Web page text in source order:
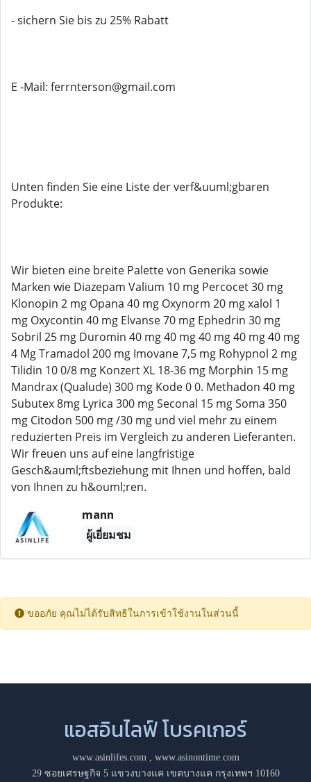
- sichern Sie bis zu 25% Rabatt
E -Mail: ferrnterson@gmail.com
Unten finden Sie eine Liste der verf&uuml;gbaren
Produkte:
Wir bieten eine breite Palette von Generika sowie
Marken wie Diazepam Valium 10 mg Percocet 30 mg
Klonopin 2 mg Opana 40 mg Oxynorm 20 mg xalol 1
mg Oxycontin 40 mg Elvanse 70 mg Ephedrin 30 mg
Sobril 25 mg Duromin 40 mg 40 mg 40 mg 40 mg 40 mg
4 Mg Tramadol 200 mg Imovane 7,5 mg Rohypnol 2 mg
Tilidin 10 0/8 mg Konzert XL 18-36 mg Morphin 15 mg
Mandrax (Qualude) 300 mg Kode 0 0. Methadon 40 mg
Subutex 8mg Lyrica 300 mg Seconal 15 mg Soma 350
mg Citodon 500 mg /30 mg und viel mehr zu einem
reduzierten Preis im Vergleich zu anderen Lieferanten.
Wir freuen uns auf eine langfristige
Gesch&auml;ftsbeziehung mit Ihnen und hoffen, bald
von Ihnen zu h&ouml;ren.
mann
ผู้เยี่ยมชม
ขออภัย คุณไม่ได้รับสิทธิในการเข้าใช้งานในส่วนนี้
แอสอินไลฟ์ โบรคเกอร์
www.asinlifes.com, www.asinontime.com
29 ซอยเศรษฐกิจ 5 แขวงบางแค เขตบางแค กรุงเทพฯ 10160